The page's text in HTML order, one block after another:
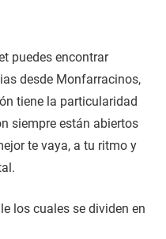
puedes encontrar
desde Monfarracinos,
tiene la particularidad
siempre están abiertos
te vaya, a tu ritmo y
los cuales se dividen en